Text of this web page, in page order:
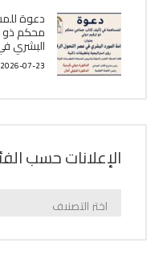
دعوة
محكم ذو
البشري
2026-07-23
الإعلانات حسب
الإعلانات